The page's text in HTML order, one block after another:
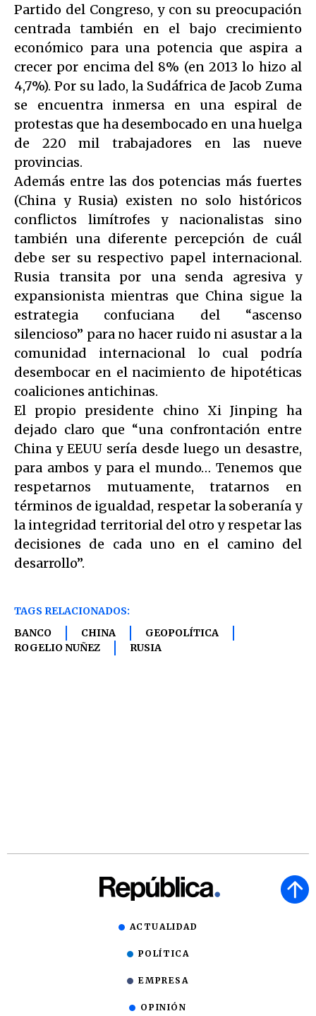
Partido del Congreso, y con su preocupación
centrada también en el bajo crecimiento
económico para una potencia que aspira a
crecer por encima del 8% (en 2013 lo hizo al
4,7%). Por su lado, la Sudáfrica de Jacob Zuma
se encuentra inmersa en una espiral de
protestas que ha desembocado en una huelga
de 220 mil trabajadores en las nueve
provincias.
Además entre las dos potencias más fuertes
(China y Rusia) existen no solo históricos
conflictos limítrofes y nacionalistas sino
también una diferente percepción de cuál
debe ser su respectivo papel internacional.
Rusia transita por una senda agresiva y
expansionista mientras que China sigue la
estrategia confuciana del “ascenso
silencioso” para no hacer ruido ni asustar a la
comunidad internacional lo cual podría
desembocar en el nacimiento de hipotéticas
coaliciones antichinas.
El propio presidente chino Xi Jinping ha
dejado claro que “una confrontación entre
China y EEUU sería desde luego un desastre,
para ambos y para el mundo… Tenemos que
respetarnos mutuamente, tratarnos en
términos de igualdad, respetar la soberanía y
la integridad territorial del otro y respetar las
decisiones de cada uno en el camino del
desarrollo”.
TAGS RELACIONADOS:
BANCO
CHINA
GEOPOLÍTICA
ROGELIO NUÑEZ
RUSIA
ACTUALIDAD
POLÍTICA
EMPRESA
OPINIÓN